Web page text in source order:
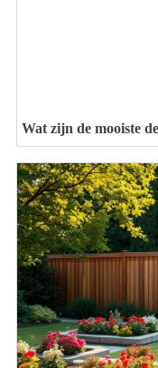
Wat zijn de mooiste